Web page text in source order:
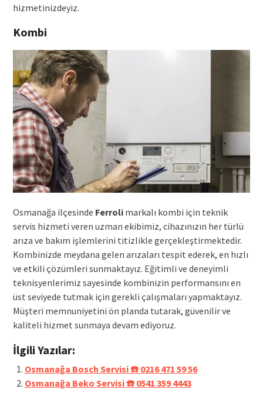
hizmetinizdeyiz.
Kombi
Osmanağa ilçesinde Ferrolimarkalı kombi için teknik
servis hizmeti veren uzman ekibimiz, cihazınızın her türlü
arıza ve bakım işlemlerini titizlikle gerçekleştirmektedir.
Kombinizde meydana gelen arızaları tespit ederek, en hızlı
ve etkili çözümleri sunmaktayız. Eğitimli ve deneyimli
teknisyenlerimiz sayesinde kombinizin performansını en
üst seviyede tutmak için gerekli çalışmaları yapmaktayız.
Müşteri memnuniyetini ön planda tutarak, güvenilir ve
kaliteli hizmet sunmaya devam ediyoruz.
İlgili Yazılar:
Osmanağa Bosch Servisi ☎️ 0216 471 59 56
Osmanağa Beko Servisi ☎️ 0541 359 4443